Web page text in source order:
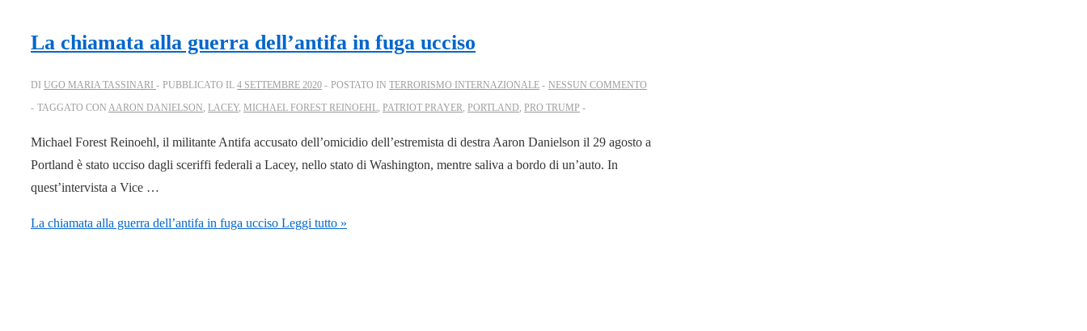
La chiamata alla guerra dell’antifa in fuga ucciso
DI UGO MARIA TASSINARI PUBBLICATO IL 4 SETTEMBRE 2020 POSTATO IN TERRORISMO INTERNAZIONALE
NESSUN COMMENTO
TAGGATO CON AARON DANIELSON, LACEY, MICHAEL FOREST REINOEHL, PATRIOT PRAYER, PORTLAND, PRO TRUMP
Michael Forest Reinoehl, il militante Antifa accusato dell’omicidio dell’estremista di destra Aaron Danielson il 29 agosto a
Portland è stato ucciso dagli sceriffi federali a Lacey, nello stato di Washington, mentre saliva a bordo di un’auto. In
quest’intervista a Vice …
La chiamata alla guerra dell’antifa in fuga ucciso Leggi tutto »